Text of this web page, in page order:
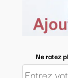
Ne ratez